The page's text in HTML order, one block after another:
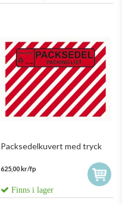
Packsedelkuvert med tryck
625,00 kr/fp
Finns i lager